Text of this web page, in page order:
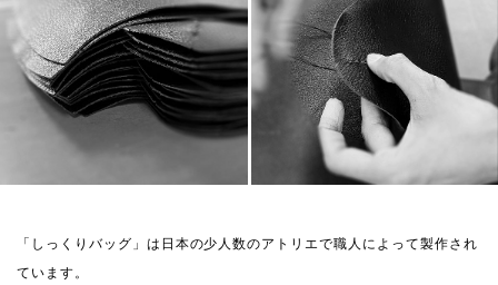
「しっくりバッグ」は日本の少人数のアトリエで職人によって製作され
ています。